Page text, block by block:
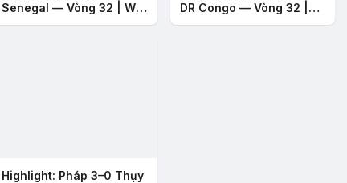
Senegal — Vòng 32 | WC
2026
DR Congo — Vòng 32 |
WC 2026
Highlight: Pháp 3–0 Thụy